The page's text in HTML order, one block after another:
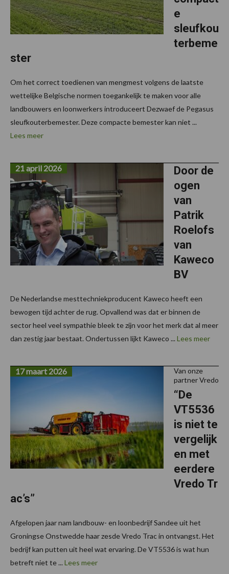
e
sleufkou
terbeme
ster
Om het correct toedienen van mengmest volgens de laatste
wettelijke Belgische normen toegankelijk te maken voor alle
landbouwers en loonwerkers introduceert Dezwaef de Pegasus
sleufkouterbemester. Deze compacte bemester kan niet ...
Lees meer
Door de
ogen
van
Patrik
Roelofs
van
Kaweco
BV
21 april 2026
De Nederlandse mesttechniekproducent Kaweco heeft een
bewogen tijd achter de rug. Opvallend was dat er binnen de
sector heel veel sympathie bleek te zijn voor het merk dat al meer
dan zestig jaar bestaat. Ondertussen lijkt Kaweco ... Lees meer
Van onze
partner Vredo
“De
VT5536
is niet te
vergelijk
en met
eerdere
Vredo Tr
ac’s”
17 maart 2026
Afgelopen jaar nam landbouw- en loonbedrijf Sandee uit het
Groningse Onstwedde haar zesde Vredo Trac in ontvangst. Het
bedrijf kan putten uit heel wat ervaring. De VT5536 is wat hun
betreft niet te ... Lees meer